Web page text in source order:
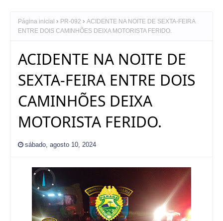
Página inicial PR-092
ACIDENTE NA NOITE DE SEXTA-FEIRA
ENTRE DOIS CAMINHÕES DEIXA MOTORISTA FERIDO.
ACIDENTE NA NOITE DE
SEXTA-FEIRA ENTRE DOIS
CAMINHÕES DEIXA
MOTORISTA FERIDO.
sábado, agosto 10, 2024